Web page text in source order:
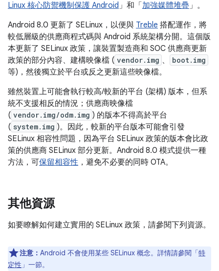
Linux 核心防禦機制保護 Android」和「 加強媒體堆疊」。
Android 8.0 更新了 SELinux，以便與 Treble 搭配運作，將
較低層級的供應商程式碼與 Android 系統架構分開。這個版
本更新了 SELinux 政策，讓裝置製造商和 SOC 供應商更新
政策的部分內容、建構映像檔 ( vendor.img 、 boot.img
等)，然後獨立於平台或反之更新這些映像檔。
雖然裝置上可能會執行較高/較新的平台 (架構) 版本，但系
統不支援相反的情況；供應商映像檔
( vendor.img/odm.img ) 的版本不得高於平台
( system.img )。因此，較新的平台版本可能會引發
SELinux 相容性問題，因為平台 SELinux 政策的版本會比政
策的供應商 SELinux 部分更新。Android 8.0 模式提供一種
方法，可保留相容性 ，避免不必要的同時 OTA。
其他資源
如要瞭解如何建立實用的 SELinux 政策，請參閱下列資源。
注意： Android 不會使用某些 SELinux 概念。詳情請參閱「特
定性 」一節。